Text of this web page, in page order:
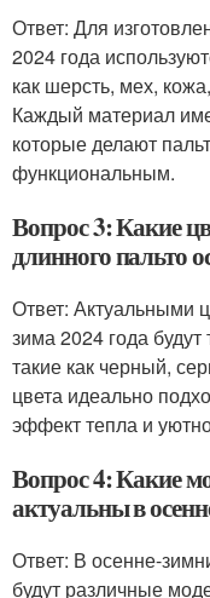
Ответ: Для
2024 года
как шерсть, мех,
Каждый материал
которые делают
функциональным.
Вопрос 3: Какие
длинного пальто
Ответ: Актуальными
зима 2024 года
такие как черный,
цвета идеально
эффект тепла и
Вопрос 4: Какие
актуальны в
Ответ: В осенне-
будут различные